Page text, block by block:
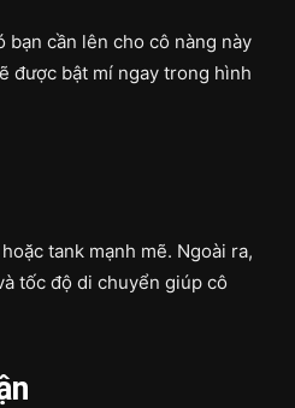
cần lên cho cô nàng này
được bật mí ngay trong hình
tank mạnh mẽ. Ngoài ra,
tốc độ di chuyển giúp cô